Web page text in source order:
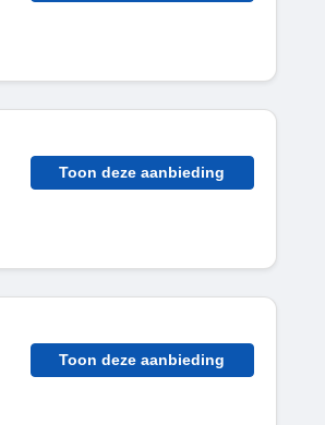
Toon deze aanbieding
Toon deze aanbieding